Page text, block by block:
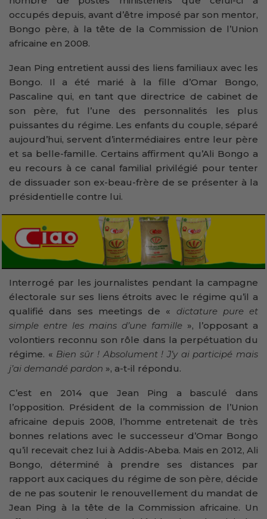
occupés depuis, avant d’être imposé par son mentor,
Bongo père, à la tête de la Commission de l’Union
africaine en 2008.
Jean Ping entretient aussi des liens familiaux avec les
Bongo. Il a été marié à la fille d’Omar Bongo,
Pascaline qui, en tant que directrice de cabinet de
son père, fut l’une des personnalités les plus
puissantes du régime. Les enfants du couple, séparé
aujourd’hui, servent d’intermédiaires entre leur père
et sa belle-famille. Certains affirment qu’Ali Bongo a
eu recours à ce canal familial privilégié pour tenter
de dissuader son ex-beau-frère de se présenter à la
présidentielle contre lui.
Interrogé par les journalistes pendant la campagne
électorale sur ses liens étroits avec le régime qu’il a
qualifié dans ses meetings de « dictature pure et
simple entre les mains d’une famille », l’opposant a
volontiers reconnu son rôle dans la perpétuation du
régime. « Bien sûr ! Absolument ! J’y ai participé mais
j’ai demandé pardon », a-t-il répondu.
C’est en 2014 que Jean Ping a basculé dans
l’opposition. Président de la commission de l’Union
africaine depuis 2008, l’homme entretenait de très
bonnes relations avec le successeur d’Omar Bongo
qu’il recevait chez lui à Addis-Abeba. Mais en 2012, Ali
Bongo, déterminé à prendre ses distances par
rapport aux caciques du régime de son père, décide
de ne pas soutenir le renouvellement du mandat de
Jean Ping à la tête de la Commission africaine. Un